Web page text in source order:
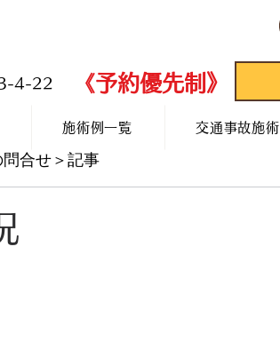
3-4-22 ​《予約優先制》
施術例一覧 交通事故施術
合せ＞記事